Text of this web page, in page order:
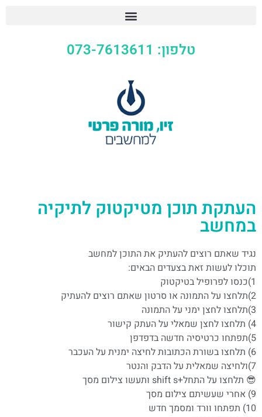
טלפון: 073-7613611
העתקת תוכן מטיקטוק לתיקיה
במחשב
נגיד שאתם רוצים להעתיק את התוכן למחשב
תוכלו לעשות זאת בצעדים הבאים:
1)כנסו לפרופיל בטיקטוק
2)תלחצו על התמונה או סרטון שאתם רוצים להעתיק
3)תלחצו לחצן ימני על התמונה
4) תלחצו לחצן שמאלי על העתק קישור
5)תפתחו כרטיסיה חדשה בדפדפן
6) תלחצו בשורת הכתובות לחיצה ימנית על העכבר
7)ולחיצה שמאלית על הדבק והנטר
😎 תלחצו על התחל+shift s ותעשו צילום מסך
9) אחרי שעשיתם צילום מסך
10) תפתחו וורד ומסמך חדש